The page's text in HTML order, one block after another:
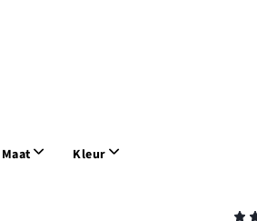
Maat Kleur